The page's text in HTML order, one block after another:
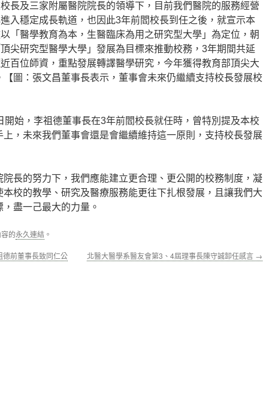
長及三家附屬醫院院長的領導下，目前我們醫院的服務經營
進入穩定成長軌道，也因此3年前閻校長到任之後，就宣示本
「醫學教育為本，生醫臨床為用之研究型大學」為定位，朝
頂尖研究型醫學大學」發展為目標來推動校務，3年期間共延
百位師資，重點發展轉譯醫學研究，今年獲得教育部頂尖大
圖：張文昌董事長表示，董事會未來仍繼續支持校長發展校
開始，李祖德董事長在3年前閻校長就任時，曾特別提及本校
，未來我們董事會還是會繼續維持這一原則，支持校長發展
長的努力下，我們應能建立更合理、更公開的校務制度，凝
校的教學、研究及醫療服務能更往下扎根發展，且讓我們大
盡一己最大的力量。
的永久連結 。
前董事長致同仁公
北醫大醫學系醫友會第3、4屆理事長陳守誠卸任感言 →